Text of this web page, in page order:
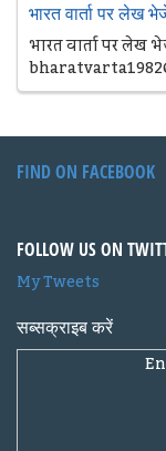
भारत वार्ता पर लेख
भारत वार्ता पर लेख
FIND ON FACEBOOK
FOLLOW US ON
My Tweets
सब्सक्राइब करें